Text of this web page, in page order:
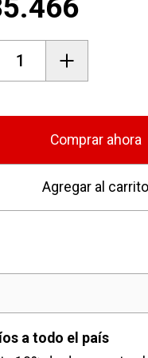
Comprar ahora
Agregar al carrito
a todo el país